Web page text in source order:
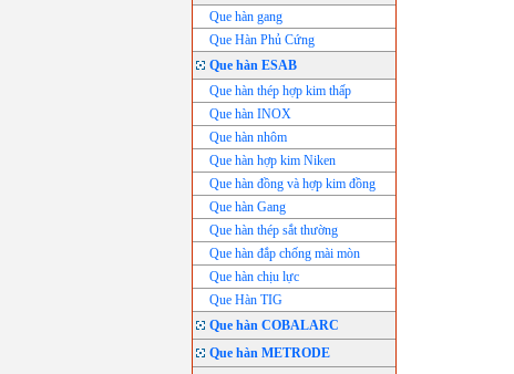
Que hàn gang
Que Hàn Phủ Cứng
Que hàn ESAB
Que hàn thép hợp kim thấp
Que hàn INOX
Que hàn nhôm
Que hàn hợp kim Niken
Que hàn đồng và hợp kim đồng
Que hàn Gang
Que hàn thép sắt thường
Que hàn đắp chống mài mòn
Que hàn chịu lực
Que Hàn TIG
Que hàn COBALARC
Que hàn METRODE